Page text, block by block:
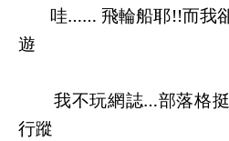
哇…… 飛輪船耶!!而我
遊
我不玩網誌…部落格
行蹤